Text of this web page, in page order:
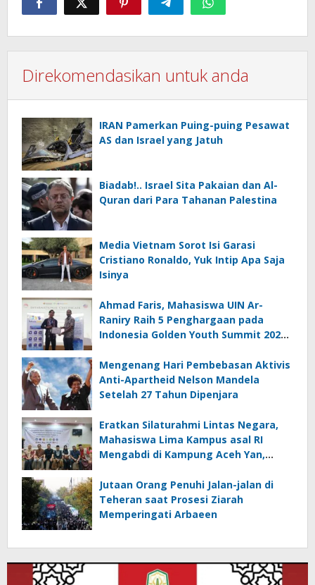
Direkomendasikan untuk anda
IRAN Pamerkan Puing-puing Pesawat
AS dan Israel yang Jatuh
Biadab!.. Israel Sita Pakaian dan Al-
Quran dari Para Tahanan Palestina
Media Vietnam Sorot Isi Garasi
Cristiano Ronaldo, Yuk Intip Apa Saja
Isinya
Ahmad Faris, Mahasiswa UIN Ar-
Raniry Raih 5 Penghargaan pada
Indonesia Golden Youth Summit 2026
Mengenang Hari Pembebasan Aktivis
Anti-Apartheid Nelson Mandela
Setelah 27 Tahun Dipenjara
Eratkan Silaturahmi Lintas Negara,
Mahasiswa Lima Kampus asal RI
Mengabdi di Kampung Aceh Yan,
Jutaan Orang Penuhi Jalan-jalan di
Teheran saat Prosesi Ziarah
Memperingati Arbaeen